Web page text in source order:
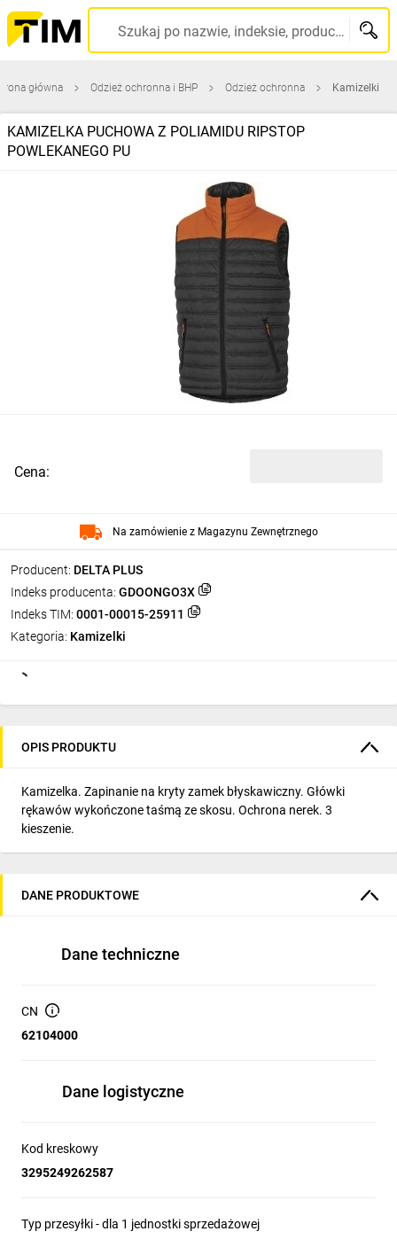
Szukaj po nazwie, indeksie, producencie, kodzie kreskowym...
główna Odzież ochronna i BHP Odzież ochronna Kamizelki
KAMIZELKA PUCHOWA Z POLIAMIDU RIPSTOP
POWLEKANEGO PU
Producent: DELTA PLUS
Indeks producenta: GDOONGO3X
Indeks TIM: 0001-00015-25911
Kategoria: Kamizelki
Cena:
Na zamówienie z Magazynu Zewnętrznego
OPIS PRODUKTU
Kamizelka. Zapinanie na kryty zamek błyskawiczny. Główki
rękawów wykończone taśmą ze skosu. Ochrona nerek. 3
kieszenie.
DANE PRODUKTOWE
Dane techniczne
CN
62104000
Dane logistyczne
Kod kreskowy
3295249262587
Typ przesyłki - dla 1 jednostki sprzedażowej